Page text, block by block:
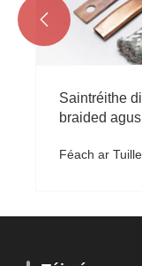
Saintréithe
braided
Féach ar
